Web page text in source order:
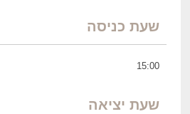
שעת כניסה
15:00
שעת יציאה